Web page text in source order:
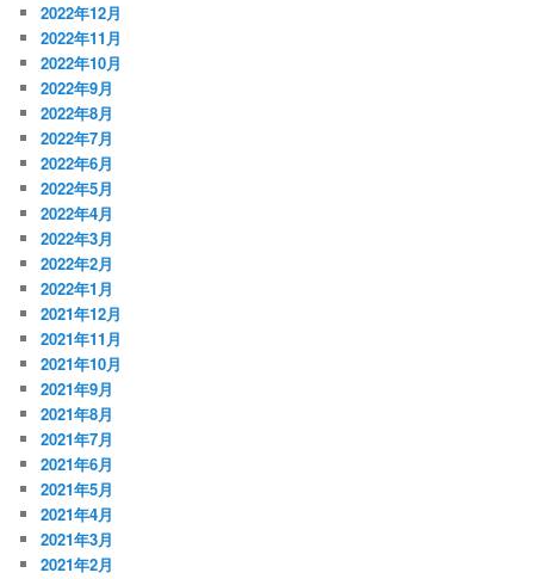
2022年12月
2022年11月
2022年10月
2022年9月
2022年8月
2022年7月
2022年6月
2022年5月
2022年4月
2022年3月
2022年2月
2022年1月
2021年12月
2021年11月
2021年10月
2021年9月
2021年8月
2021年7月
2021年6月
2021年5月
2021年4月
2021年3月
2021年2月